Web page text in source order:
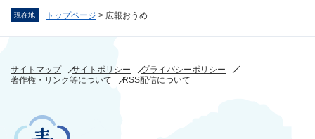
現在地 トップページ > 広報おうめ
サイトマップ サイトポリシー
プライバシーポリシー
著作権・リンク等について
RSS配信について